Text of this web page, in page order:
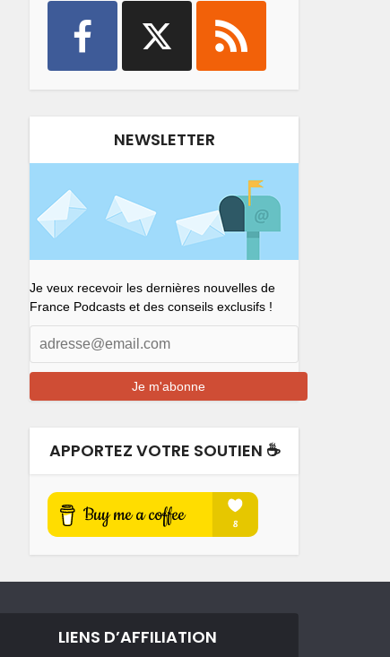
NEWSLETTER
Je veux recevoir les dernières nouvelles de
France Podcasts et des conseils exclusifs !
APPORTEZ VOTRE SOUTIEN ☕️
LIENS D’AFFILIATION